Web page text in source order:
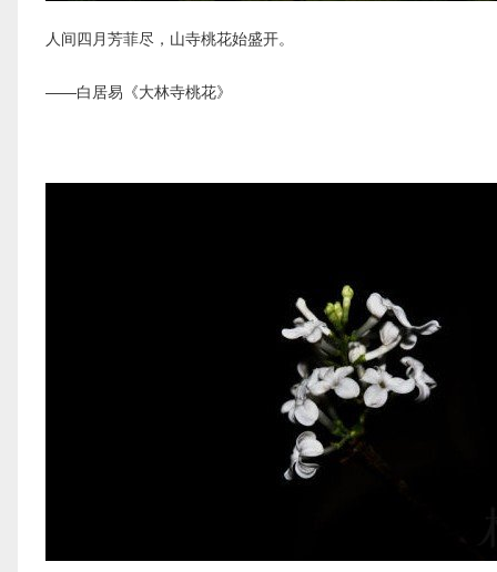
人间四月芳菲尽，山寺桃花始盛开。
——白居易《大林寺桃花》